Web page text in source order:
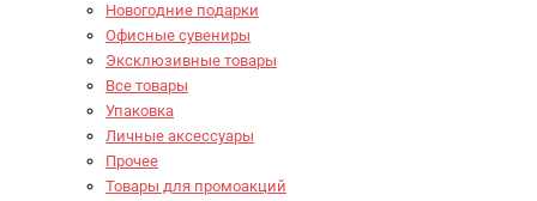
Новогодние подарки
Офисные сувениры
Эксклюзивные товары
Все товары
Упаковка
Личные аксессуары
Прочее
Товары для промоакций